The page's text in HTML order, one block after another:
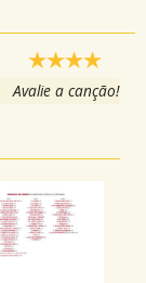
Avalie a canção!